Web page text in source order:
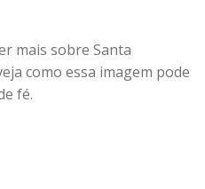
mais sobre Santa
como essa imagem pode
fé.